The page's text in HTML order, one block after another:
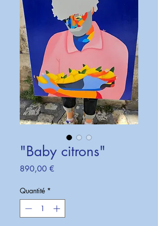
"Baby citrons"
890,00 €
Quantité *